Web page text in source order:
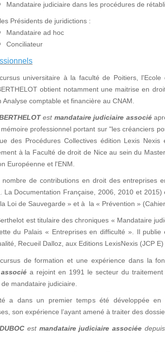
Mandataire judiciaire dans les procédures de
Présidents de juridictions :
Mandataire ad hoc
Conciliateur
universitaire à la faculté de Poitiers,
obtient notamment une maitrise en
Analyse comptable et financière au CNAM.
est mandataire judiciaire associé
professionnel portant sur "les créanciers
des Procédures Collectives édition Lexis Nexis
à la Faculté de droit de Nice au sein du
Européenne et l'ENM.
de contributions en droit des entreprises
La Documentation Française, 2006, 2010 et
Loi de Sauvegarde » et à la « Prévention »
est titulaire des chroniques « Mandataire
du Palais « Entreprises en difficulté ». Il
Recueil Dalloz, aux Editions LexisNexis (JCP E)
de formation et une expérience dans la
a rejoint en 1991 le secteur du traitement
mandataire judiciaire.
a dans un premier temps été développée
son expérience l’ayant amené à traiter des
est mandataire judiciaire associée